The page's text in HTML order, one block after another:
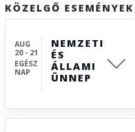
KÖZELGŐ ESEMÉNYEK
AUG
20 - 21
EGÉSZ
NAP
NEMZETI
ÉS
ÁLLAMI
ÜNNEP